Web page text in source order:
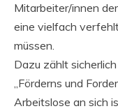
Mitarbeiter/innen
eine vielfach
müssen.
Dazu zählt
„Förderns und
Arbeitslose an sich